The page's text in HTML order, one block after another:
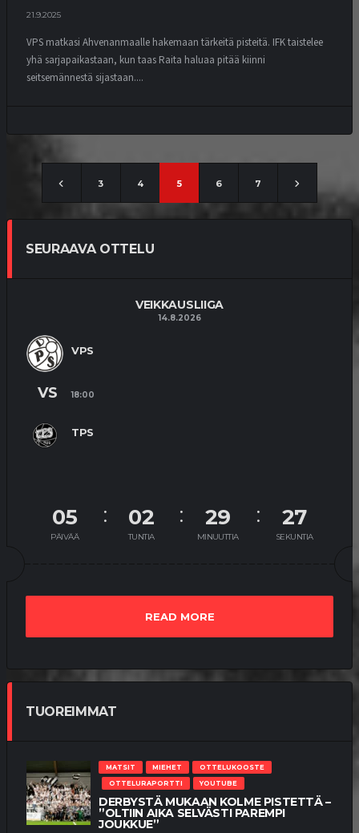
21.9.2025
VPS matkasi Ahvenanmaalle hakemaan tärkeitä pisteitä. IFK taistelee
yhä sarjapaikastaan, kun taas Raita haluaa pitää kiinni
seitsemännestä sijastaan....
3 4 5 6 7
SEURAAVA OTTELU
VEIKKAUSLIIGA
14.8.2026
VPS
TPS
VS 18:00
05
PÄIVÄÄ
02
TUNTIA
29
MINUUTTIA
26
SEKUNTIA
READ MORE
TUOREIMMAT
MATSIT MIEHET
OTTELUKOOSTE
OTTELURAPORTTI
YOUTUBE
DERBYSTÄ MUKAAN KOLME PISTETTÄ –
”OLTIIN AIKA SELVÄSTI PAREMPI
JOUKKUE”